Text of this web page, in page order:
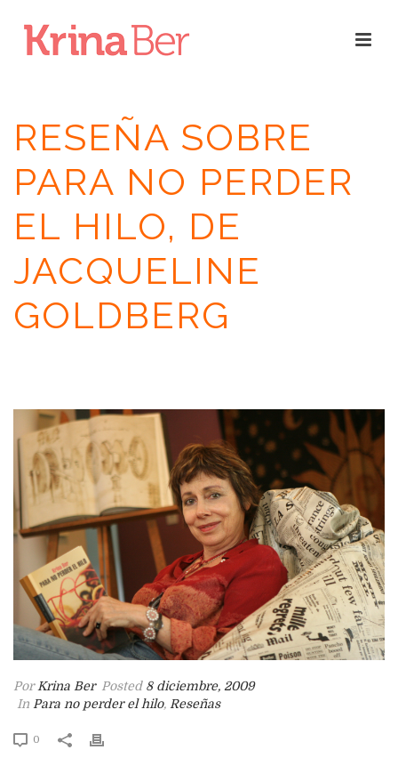
RESEÑA SOBRE
PARA NO PERDER
EL HILO, DE
JACQUELINE
GOLDBERG
Por Krina Ber Posted 8 diciembre, 2009
In Para no perder el hilo, Reseñas
0